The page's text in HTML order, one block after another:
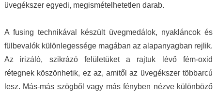
üvegékszer egyedi, megismételhetetlen darab.
A fusing technikával készült üvegmedálok, nyakláncok és
fülbevalók különlegessége magában az alapanyagban rejlik.
Az irizáló, szikrázó felületüket a rajtuk lévő fém-oxid
rétegnek köszönhetik, ez az, amitől az üvegékszer többarcú
lesz. Más-más szögből vagy más fényben nézve különböző